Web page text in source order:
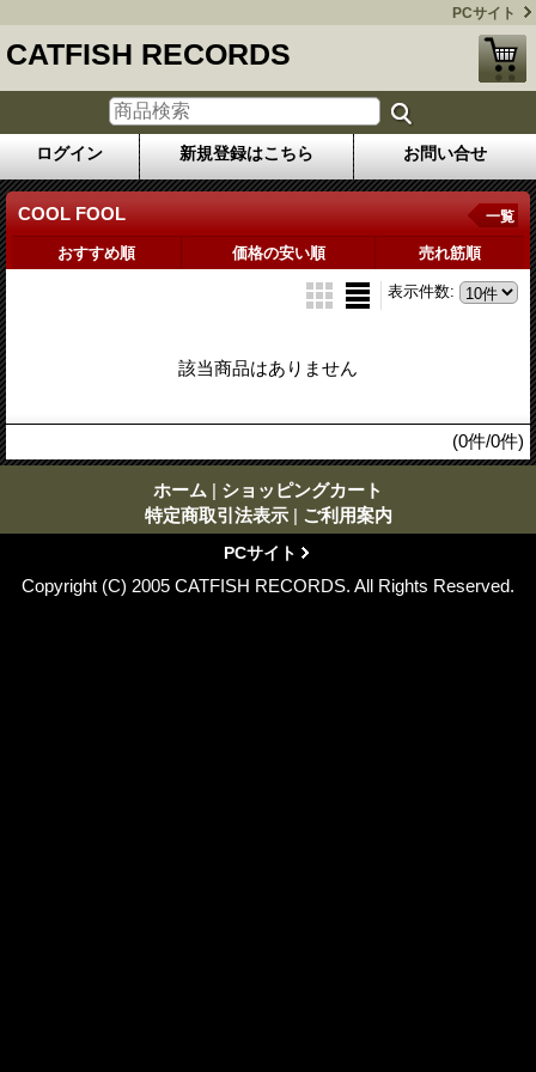
PCサイト
CATFISH RECORDS
ログイン 新規登録はこちら お問い合せ
COOL FOOL 一覧
おすすめ順 価格の安い順 売れ筋順
表示件数:
該当商品はありません
(0件/0件)
ホーム | ショッピングカート
特定商取引法表示 | ご利用案内
PCサイト
Copyright (C) 2005 CATFISH RECORDS. All Rights Reserved.